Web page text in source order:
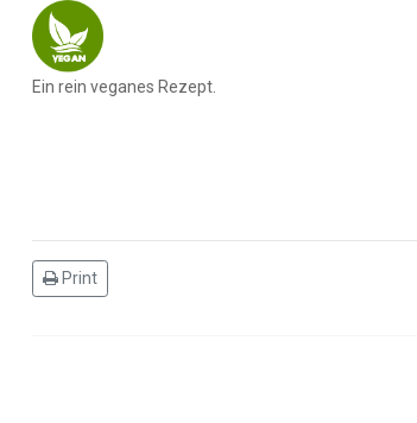
Ein rein veganes Rezept.
Print